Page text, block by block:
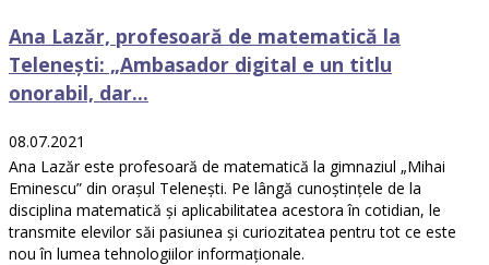
Ana Lazăr, profesoară de matematică la
Telenești: „Ambasador digital e un titlu
onorabil, dar...
08.07.2021
Ana Lazăr este profesoară de matematică la gimnaziul „Mihai
Eminescu” din orașul Telenești. Pe lângă cunoștințele de la
disciplina matematică și aplicabilitatea acestora în cotidian, le
transmite elevilor săi pasiunea și curiozitatea pentru tot ce este
nou în lumea tehnologiilor informaționale.